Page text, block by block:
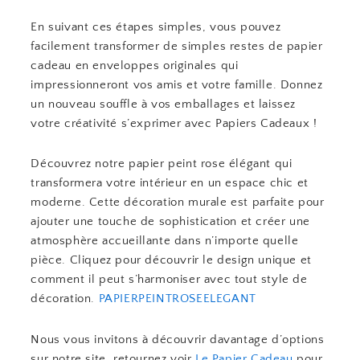
En suivant ces étapes simples, vous pouvez
facilement transformer de simples restes de papier
cadeau en enveloppes originales qui
impressionneront vos amis et votre famille. Donnez
un nouveau souffle à vos emballages et laissez
votre créativité s’exprimer avec Papiers Cadeaux !
Découvrez notre papier peint rose élégant qui
transformera votre intérieur en un espace chic et
moderne. Cette décoration murale est parfaite pour
ajouter une touche de sophistication et créer une
atmosphère accueillante dans n’importe quelle
pièce. Cliquez pour découvrir le design unique et
comment il peut s’harmoniser avec tout style de
décoration. PAPIERPEINTROSEELEGANT
Nous vous invitons à découvrir davantage d’options